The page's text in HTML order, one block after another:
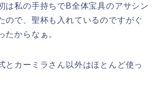
は私の手持ちでB全体宝具のアサシン
ので、聖杯も入れているのですがぐ
たからなぁ。
とカーミラさん以外はほとんど使っ